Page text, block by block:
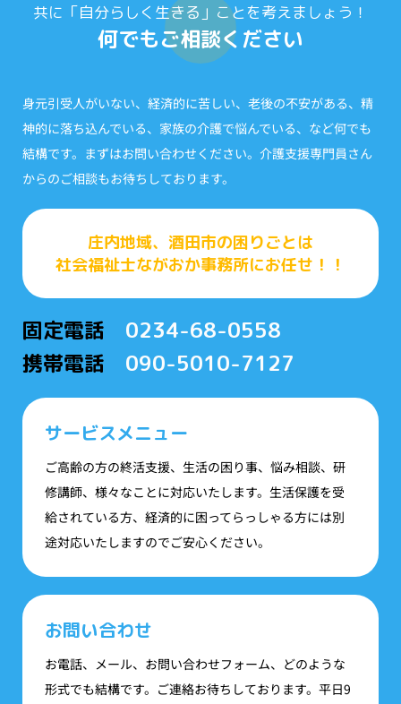
共に「自分らしく生きる」ことを考えましょう！
何でもご相談ください
身元引受人がいない、経済的に苦しい、老後の不安がある、精
神的に落ち込んでいる、家族の介護で悩んでいる、など何でも
結構です。まずはお問い合わせください。介護支援専門員さん
からのご相談もお待ちしております。
庄内地域、酒田市の困りごとは
社会福祉士ながおか事務所にお任せ！！
固定電話 0234-68-0558
携帯電話 090-5010-7127
サービスメニュー
ご高齢の方の終活支援、生活の困り事、悩み相談、研
修講師、様々なことに対応いたします。生活保護を受
給されている方、経済的に困ってらっしゃる方には別
途対応いたしますのでご安心ください。
お問い合わせ
お電話、メール、お問い合わせフォーム、どのような
形式でも結構です。ご連絡お待ちしております。平日9